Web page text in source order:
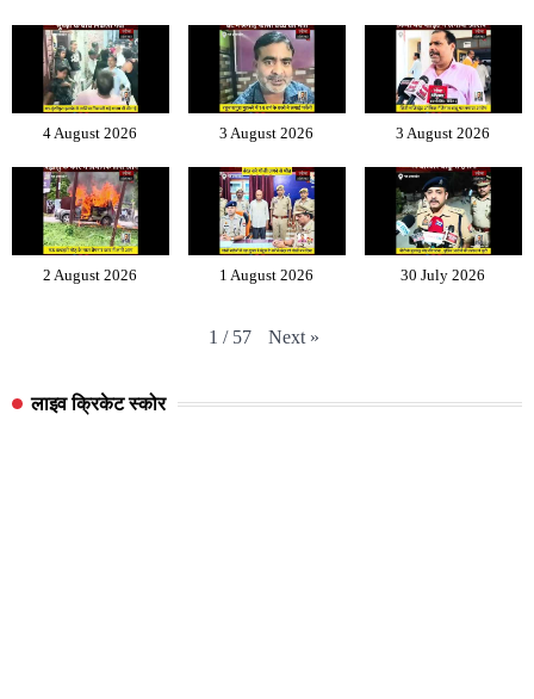
4 August 2026 3 August 2026 3 August 2026
2 August 2026 1 August 2026 30 July 2026
1 / 57 Next »
लाइव क्रिकेट स्कोर